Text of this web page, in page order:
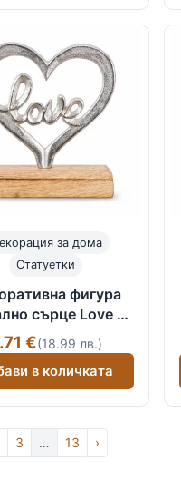
за дома
Статуетки
фигура
сърце Love с
постамент
€(18.99 лв.)
в количката
3 … 13 ›